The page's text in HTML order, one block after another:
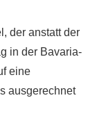
der anstatt der
in der Bavaria-
eine
ausgerechnet